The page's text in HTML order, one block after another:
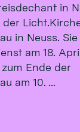
in
in Neuss.
am 18.
Ende der
am 10. ...